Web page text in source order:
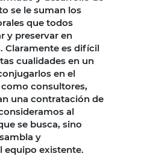
se le suman los
que todos
y preservar en
Claramente es difícil
cualidades en un
en el
consultores,
una contratación de
al
se busca, sino
y
equipo existente.